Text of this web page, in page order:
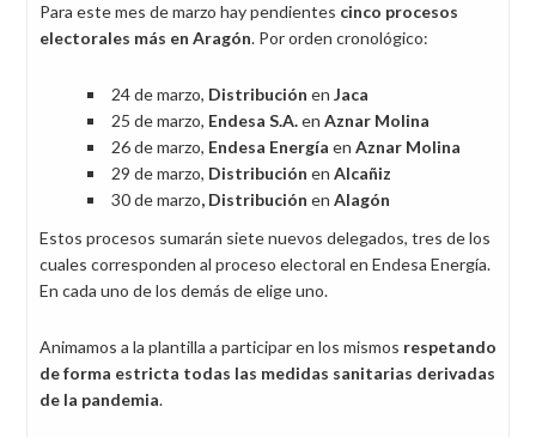
Para este mes de marzo hay pendientes cinco procesos
electorales más en Aragón. Por orden cronológico:
24 de marzo, Distribución en Jaca
25 de marzo, Endesa S.A.en Aznar Molina
26 de marzo, Endesa Energía en Aznar Molina
29 de marzo, Distribución en Alcañiz
30 de marzo, Distribución en Alagón
Estos procesos sumarán siete nuevos delegados, tres de los
cuales corresponden al proceso electoral en Endesa Energía.
En cada uno de los demás de elige uno.
Animamos a la plantilla a participar en los mismos respetando
de forma estricta todas las medidas sanitarias derivadas
de la pandemia.